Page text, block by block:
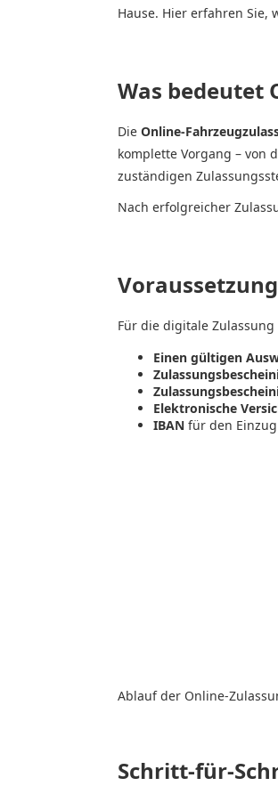
Hause. Hier erfahren
Was bedeutet
Die Online-
komplette Vorgang – von
zuständigen
Nach erfolgreicher
Für die digitale
Einen gültigen
Elektronische
IBAN für den
Ablauf der Online-
Schritt-für-